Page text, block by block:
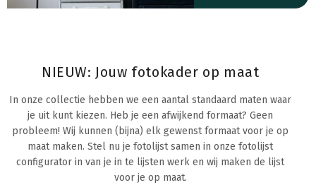
NIEUW: Jouw fotokader op maat
In onze collectie hebben we een aantal standaard maten waar
je uit kunt kiezen. Heb je een afwijkend formaat? Geen
probleem! Wij kunnen (bijna) elk gewenst formaat voor je op
maat maken. Stel nu je fotolijst samen in onze fotolijst
configurator in van je in te lijsten werk en wij maken de lijst
voor je op maat.